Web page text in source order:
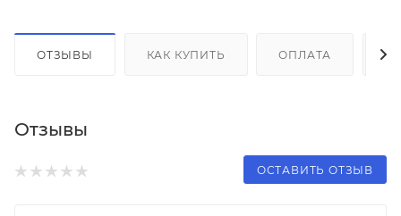
ОТЗЫВЫ КАК КУПИТЬ ОПЛАТА
Отзывы
ОСТАВИТЬ ОТЗЫВ